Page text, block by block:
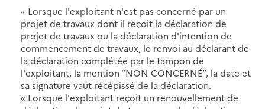
« Lorsque l'exploitant n'est pas concerné par un
projet de travaux dont il reçoit la déclaration de
projet de travaux ou la déclaration d'intention de
commencement de travaux, le renvoi au déclarant de
la déclaration complétée par le tampon de
l'exploitant, la mention “NON CONCERNÉ”, la date et
sa signature vaut récépissé de la déclaration.
« Lorsque l'exploitant reçoit un renouvellement de